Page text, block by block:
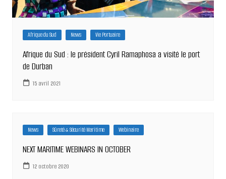
Afrique du Sud News Vie Portuaire
Afrique du Sud : le président Cyril Ramaphosa a visité le port
de Durban
15 avril 2021
News Sûreté & Sécurité Maritime Webinaire
NEXT MARITIME WEBINARS IN OCTOBER
12 octobre 2020